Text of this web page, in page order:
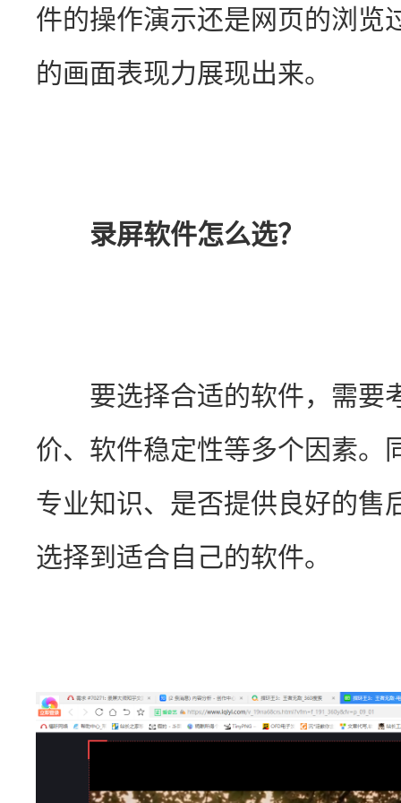
件的操作演示还是网页的浏览
的画面表现力展现出来。
录屏软件怎么选？
要选择合适的软件，需要
价、软件稳定性等多个因素。
专业知识、是否提供良好的售
选择到适合自己的软件。